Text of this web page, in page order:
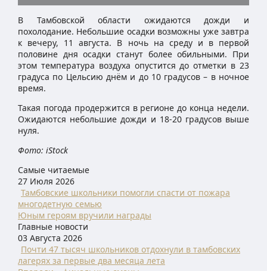
В Тамбовской области ожидаются дожди и
похолодание. Небольшие осадки возможны уже завтра
к вечеру, 11 августа. В ночь на среду и в первой
половине дня осадки станут более обильными. При
этом температура воздуха опустится до отметки в 23
градуса по Цельсию днём и до 10 градусов – в ночное
время.
Такая погода продержится в регионе до конца недели.
Ожидаются небольшие дожди и 18-20 градусов выше
нуля.
Фото: iStock
Самые читаемые
27 Июля 2026
Тамбовские школьники помогли спасти от пожара
многодетную семью
Юным героям вручили награды
Главные новости
03 Августа 2026
Почти 47 тысяч школьников отдохнули в тамбовских
лагерях за первые два месяца лета